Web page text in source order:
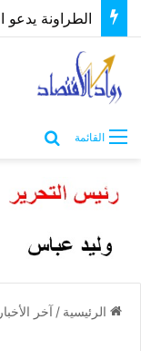
القائمة
الرئيسية / آخر الأخبار